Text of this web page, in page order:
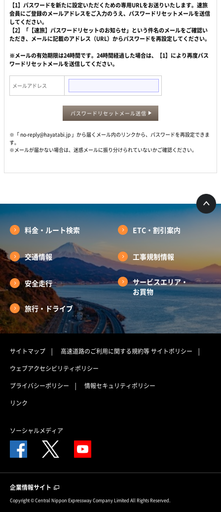
【1】パスワードを新たに設定いただくための専用URLをお送りいたします。速旅
会員にご登録のメールアドレスをご入力のうえ、パスワードリセットメールを送信
してください。
【2】「【速旅】パスワードリセットのお知らせ」という件名のメールをご確認い
ただき、メールに記載のアドレス（URL）からパスワードを再設定してください。
※メールの有効期限は24時間です。24時間経過した場合は、【1】により再度パス
ワードリセットメールを送信してください。
メールアドレス
パスワードリセットメール送信
※「 no-reply@hayatabi.jp 」から届くメール内のリンクから、パスワードを再設定できま
す。
※メールが届かない場合は、迷惑メールに振り分けられていないかご確認ください。
料金・ルート検索 ETC・割引案内
交通情報 工事規制情報
安全走行
サービスエリア・
お買物
旅行・ドライブ
サイトマップ 高速道路のご利用に関する規約等サイトポリシー
ウェブアクセシビリティポリシー
プライバシーポリシー
情報セキュリティポリシー
リンク
ソーシャルメディア
企業情報サイト
Copyright © Central Nippon Expressway Company Limited All Rights Reserved.